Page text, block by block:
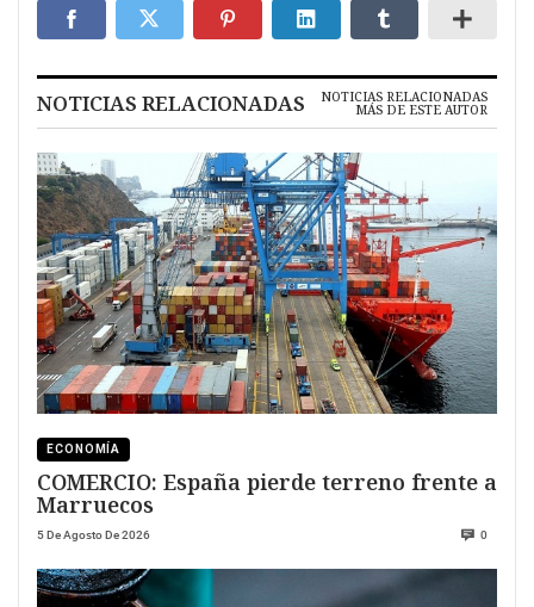
NOTICIAS RELACIONADAS NOTICIAS RELACIONADAS
MÁS DE ESTE AUTOR
ECONOMÍA
COMERCIO: España pierde terreno frente a
Marruecos
5 De Agosto De 2026 0